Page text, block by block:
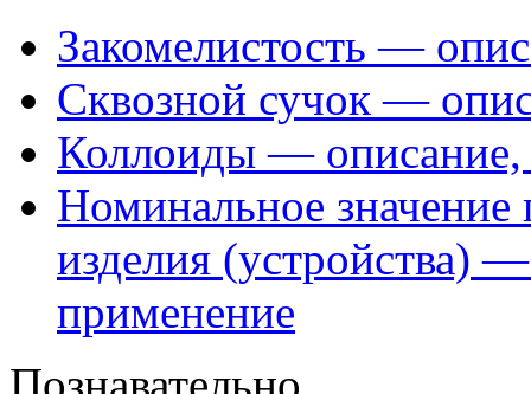
Закомелистость —
Сквозной сучок —
Коллоиды — описание,
Номинальное значение
изделия (устройства)
применение